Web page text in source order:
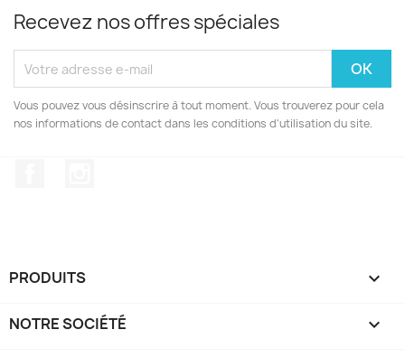
Recevez nos offres spéciales
Vous pouvez vous désinscrire à tout moment. Vous trouverez pour cela
nos informations de contact dans les conditions d'utilisation du site.
PRODUITS 
NOTRE SOCIÉTÉ 